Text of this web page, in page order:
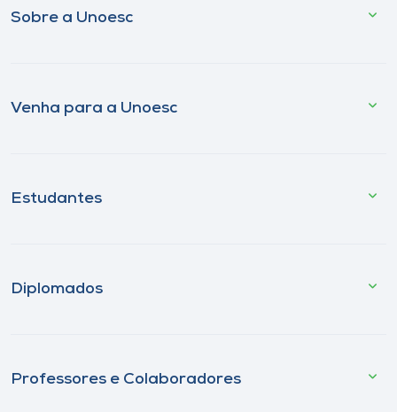
Sobre a Unoesc
Venha para a Unoesc
Estudantes
Diplomados
Professores e Colaboradores